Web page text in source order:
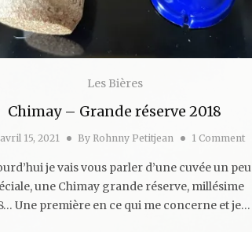
Les Bières
Chimay – Grande réserve 2018
avril 15, 2021 By Rohnny Petitjean 1 Comment
je vais vous parler d’une cuvée un peu
une Chimay grande réserve, millésime
Une première en ce qui me concerne et je…